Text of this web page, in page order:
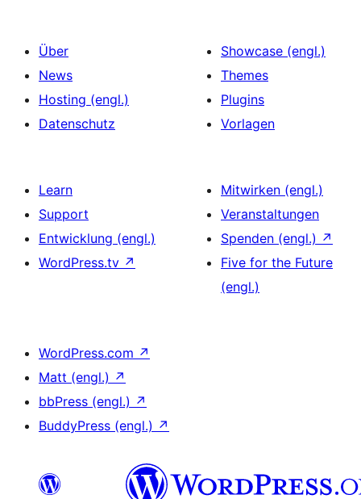
Über
News
Hosting (engl.)
Datenschutz
Showcase (engl.)
Themes
Plugins
Vorlagen
Learn
Support
Entwicklung (engl.)
WordPress.tv ↗
Mitwirken (engl.)
Veranstaltungen
Spenden (engl.) ↗
Five for the Future
(engl.)
WordPress.com ↗
Matt (engl.) ↗
bbPress (engl.) ↗
BuddyPress (engl.) ↗